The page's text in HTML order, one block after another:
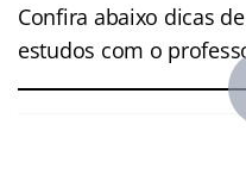
Confira abaixo dicas
estudos com o